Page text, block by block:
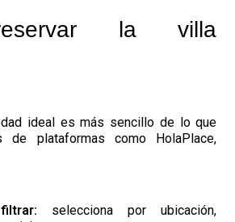
la villa
ideal es más sencillo de lo que
de plataformas como HolaPlace,
selecciona por ubicación,